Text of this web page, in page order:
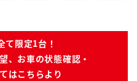
て限定1台！
、お車の状態確認・
はこちらより